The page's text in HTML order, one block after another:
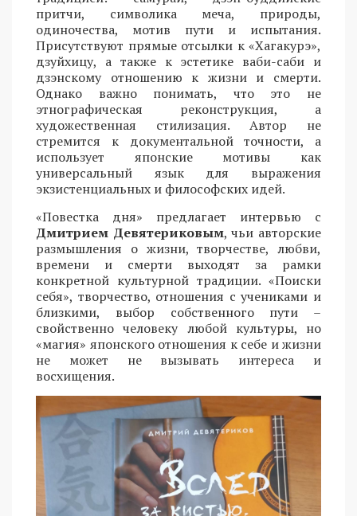
притчи, символика меча, природы,
одиночества, мотив пути и испытания.
Присутствуют прямые отсылки к «Хагакурэ»,
дзуйхицу, а также к эстетике ваби-саби и
дзэнскому отношению к жизни и смерти.
Однако важно понимать, что это не
этнографическая реконструкция, а
художественная стилизация. Автор не
стремится к документальной точности, а
использует японские мотивы как
универсальный язык для выражения
экзистенциальных и философских идей.
«Повестка дня» предлагает интервью с
Дмитрием Девятериковым, чьи авторские
размышления о жизни, творчестве, любви,
времени и смерти выходят за рамки
конкретной культурной традиции. «Поиски
себя», творчество, отношения с учениками и
близкими, выбор собственного пути –
свойственно человеку любой культуры, но
«магия» японского отношения к себе и жизни
не может не вызывать интереса и
восхищения.